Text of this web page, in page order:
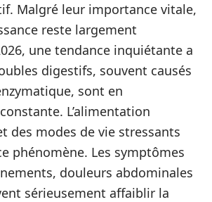
Malgré leur importance vitale,
reste largement
une tendance inquiétante a
digestifs, souvent causés
sont en
L’alimentation
des modes de vie stressants
phénomène. Les symptômes
douleurs abdominales
sérieusement affaiblir la